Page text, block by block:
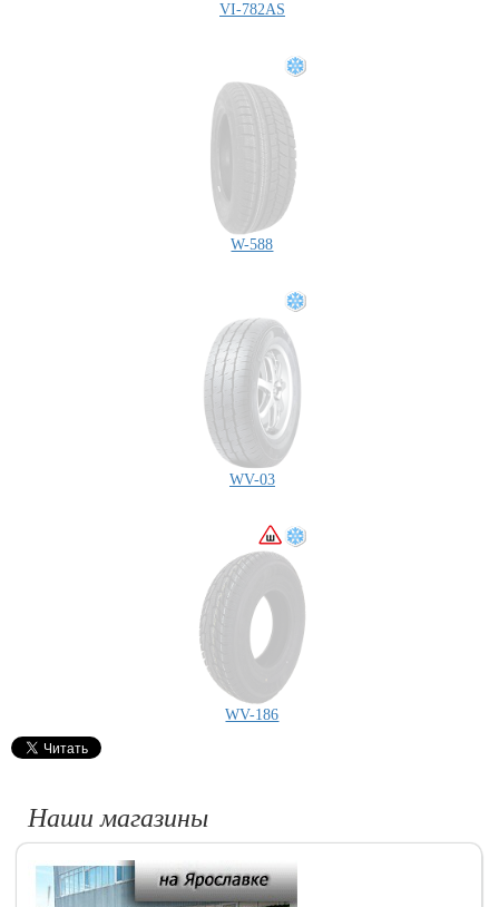
VI-782AS
W-588
WV-03
WV-186
Наши магазины